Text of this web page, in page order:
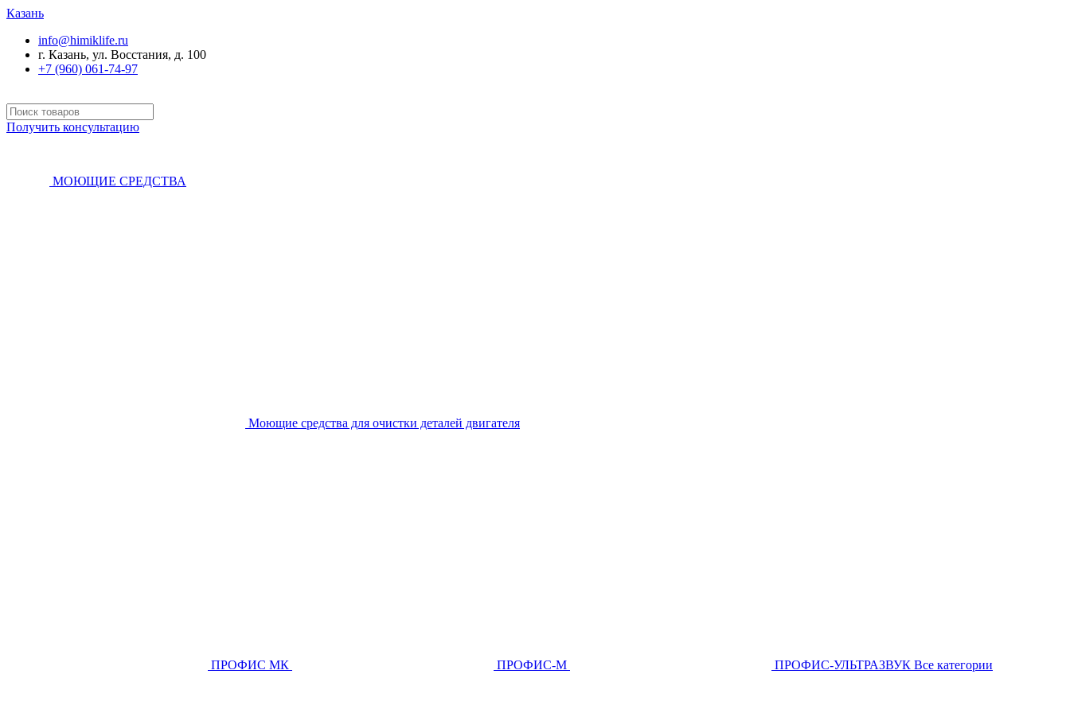
Казань
info@himiklife.ru
г. Казань, ул. Восстания, д. 100
+7 (960) 061-74-97
Получить консультацию
МОЮЩИЕ СРЕДСТВА
Моющие средства для очистки деталей двигателя
ПРОФИС МК ПРОФИС-М ПРОФИС-УЛЬТРАЗВУК Все категории